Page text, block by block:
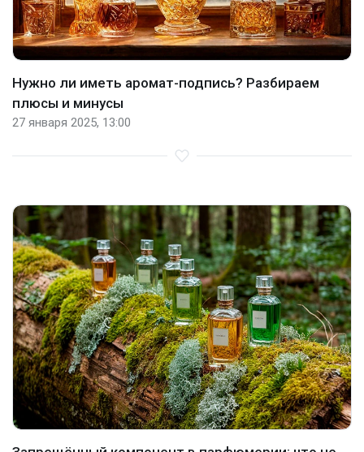
Нужно ли иметь аромат-подпись? Разбираем
плюсы и минусы
27 января 2025, 13:00